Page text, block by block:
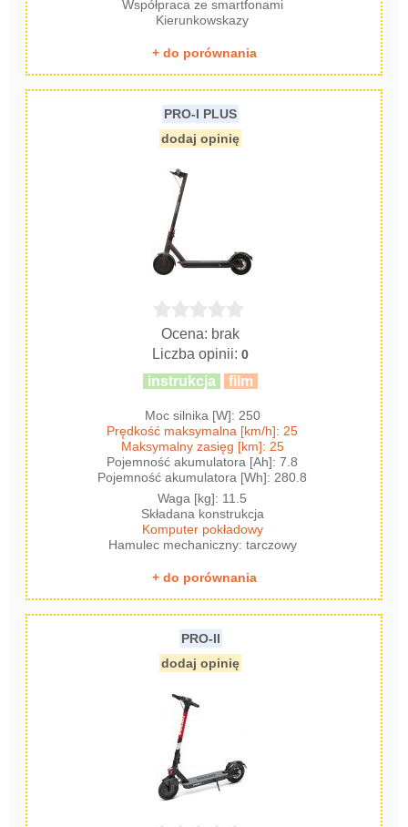
Współpraca ze smartfonami
Kierunkowskazy
+ do porównania
PRO-I PLUS
dodaj opinię
Ocena: brak
Liczba opinii:0
instrukcja film
Moc silnika [W]: 250
Prędkość maksymalna [km/h]: 25
Maksymalny zasięg [km]: 25
Pojemność akumulatora [Ah]: 7.8
Pojemność akumulatora [Wh]: 280.8
Waga [kg]: 11.5
Składana konstrukcja
Komputer pokładowy
Hamulec mechaniczny: tarczowy
+ do porównania
PRO-II
dodaj opinię